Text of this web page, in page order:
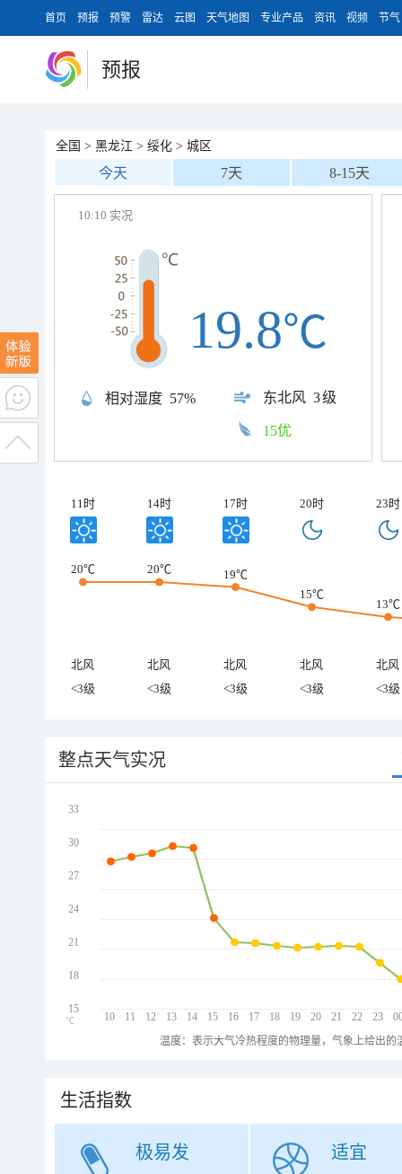
首页 预报 预警 雷达 云图 天气地图 专业产品 资讯 视频 节气
预报
全国 > 黑龙江 > 绥化 > 城区
今天 7天 8-15天
10:10 实况
相对湿度 57% 东北风 3级
19.8℃
15优
11时 14时 17时 20时 23时
20℃ 20℃
19℃
15℃
13℃
北风 北风 北风 北风
北风
<3级
<3级 <3级 <3级 <3级
整点天气实况
10 11 12 13 14 15 16 17 18 19 20 21 22 23
33
30
27
24
21
18
15
℃
温度：表示大气冷热程度的物理量，气象上给出
生活指数
极易发 适宜